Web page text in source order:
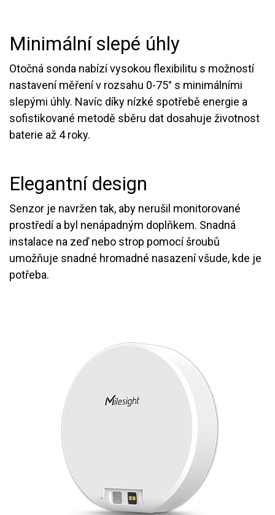
Minimální slepé úhly
Otočná sonda nabízí vysokou flexibilitu s možností
nastavení měření v rozsahu 0-75° s minimálními
slepými úhly. Navíc díky nízké spotřebě energie a
sofistikované metodě sběru dat dosahuje životnost
baterie až 4 roky.
Elegantní design
Senzor je navržen tak, aby nerušil monitorované
prostředí a byl nenápadným doplňkem. Snadná
instalace na zeď nebo strop pomocí šroubů
umožňuje snadné hromadné nasazení všude, kde je
potřeba.